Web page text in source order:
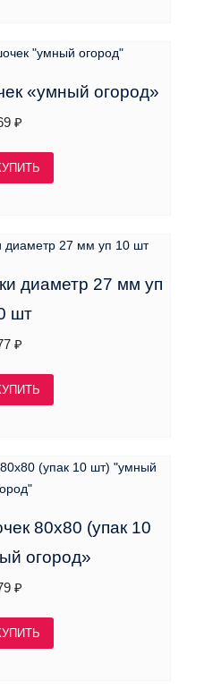
«умный огород»
₽
диаметр 27 мм уп
шт
₽
80х80 (упак 10
огород»
₽